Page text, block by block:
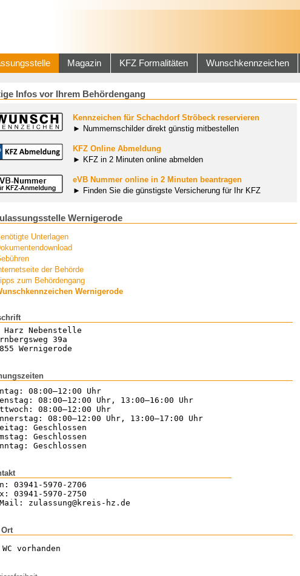
Magazin KFZ Formalitäten Wunschkennzeichen
Infos vor Ihrem Behördengang
Kennzeichen für Schachdorf Ströbeck reservieren
► Nummernschilder direkt günstig mitbestellen
KFZ Online Abmeldung
► KFZ in 2 Minuten online abmelden
eVB Nummer online in 2 Minuten beantragen
► Finden Sie die günstigste Versicherung für Ihr KFZ
Wernigerode
Unterlagen
der Behörde
zum Behördengang
Wernigerode
Harz Nebenstelle
39a
Wernigerode
08:00–12:00 Uhr
08:00–12:00 Uhr, 13:00–16:00 Uhr
08:00–12:00 Uhr
08:00–12:00 Uhr, 13:00–17:00 Uhr
Geschlossen
Geschlossen
Geschlossen
03941-5970-2706
03941-5970-2750
zulassung@kreis-hz.de
WC vorhanden